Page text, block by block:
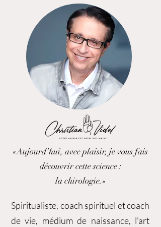
«Aujourd’hui, avec plaisir, je vous fais
découvrir cette science :
la chirologie.»
Spiritualiste, coach spirituel et coach
de vie, médium de naissance, l'art